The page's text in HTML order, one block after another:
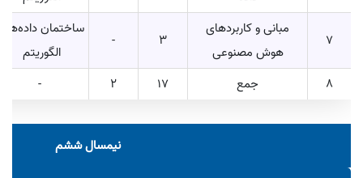
7
مبانی و کاربردهای
هوش مصنوعی
3
-
ساختمان داده‌ها
الگوریتم
8
جمع 17
2
-
نیمسال ششم